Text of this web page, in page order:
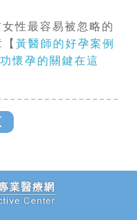
性最容易被忽略的
【黃醫師的好孕案例
懷孕的關鍵在這